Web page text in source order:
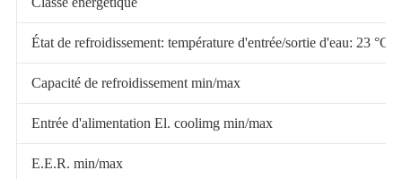
État de refroidissement: température d'entrée/sortie d'eau: 23
Capacité de refroidissement min/max
Entrée d'alimentation El. coolimg min/max
E.E.R. min/max